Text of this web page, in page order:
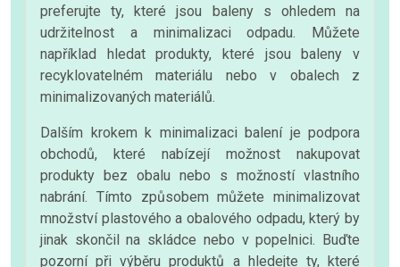
preferujte ty, které jsou baleny s ohledem na
udržitelnost a minimalizaci odpadu. Můžete
například hledat produkty, které jsou baleny v
recyklovatelném materiálu nebo v obalech z
minimalizovaných materiálů.
Dalším krokem k minimalizaci balení je podpora
obchodů, které nabízejí možnost nakupovat
produkty bez obalu nebo s možností vlastního
nabrání. Tímto způsobem můžete minimalizovat
množství plastového a obalového odpadu, který by
jinak skončil na skládce nebo v popelnici. Buďte
pozorní při výběru produktů a hledejte ty, které